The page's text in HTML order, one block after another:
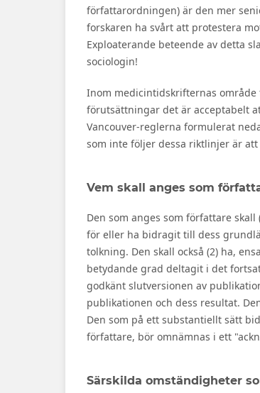
författarordningen) är den mer
forskaren ha svårt att protestera
Exploaterande beteende av detta
sociologin!
Inom medicintidskrifternas område
förutsättningar det är acceptabelt
Vancouver-reglerna formulerat
som inte följer dessa riktlinjer är
Vem skall anges som
Den som anges som författare
för eller ha bidragit till dess
tolkning. Den skall också (2) ha,
betydande grad deltagit i det
godkänt slutversionen av
publikationen och dess resultat.
Den som på ett substantiellt sätt
författare, bör omnämnas i ett
Särskilda omständigheter